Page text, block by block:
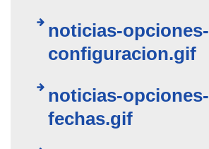
noticias-opciones-
configuracion.gif
noticias-opciones-
fechas.gif